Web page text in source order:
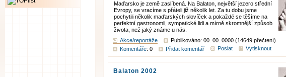
Maďarsko je země zaslíbená. Na Balaton, největší jezero střední
Evropy, se vracíme s přáteli již několik let. Za tu dobu jsme
pochytili několik maďarských slovíček a pokaždé se těšíme na
perfektní gastronomii, sympatické lidi a mírně skromnější způsob
života, než jaký známe u nás.
Akce/reportáže
Publikováno: 00. 00. 0000 (14649 přečtení)
Komentáře: 0 Přidat komentář Poslat Vytisknout
Balaton 2002